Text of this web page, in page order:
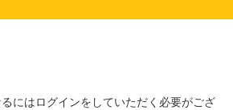
にはログインをしていただく必要がござ